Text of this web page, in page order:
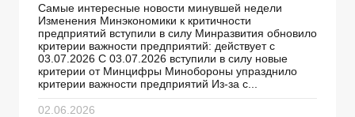
Самые интересные новости минувшей недели
Изменения Минэкономики к критичности
предприятий вступили в силу Минразвития обновило
критерии важности предприятий: действует с
03.07.2026 С 03.07.2026 вступили в силу новые
критерии от Минцифры Минобороны упразднило
критерии важности предприятий Из-за с...
02.06.2026